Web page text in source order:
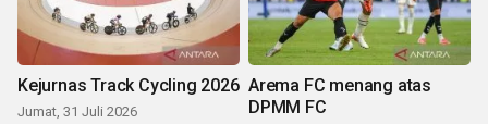
Kejurnas Track Cycling 2026
Jumat, 31 Juli 2026
Arema FC menang atas
DPMM FC